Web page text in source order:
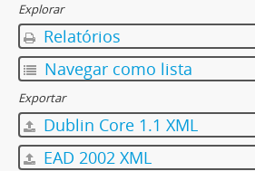
Explorar
Relatórios
Navegar como lista
Exportar
Dublin Core 1.1 XML
EAD 2002 XML